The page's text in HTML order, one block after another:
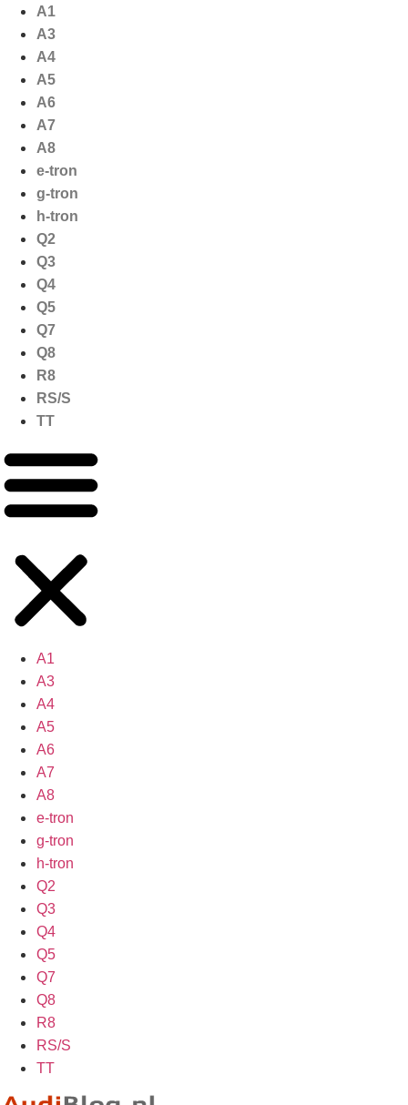
naar
inhoud
A1
A3
A4
A5
A6
A7
A8
e-tron
g-tron
h-tron
Q2
Q3
Q4
Q5
Q7
Q8
R8
RS/S
TT
A1
A3
A4
A5
A6
A7
A8
e-tron
g-tron
h-tron
Q2
Q3
Q4
Q5
Q7
Q8
R8
RS/S
TT